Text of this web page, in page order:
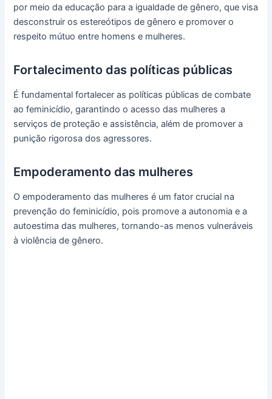
por meio da educação para a igualdade de gênero, que visa
desconstruir os estereótipos de gênero e promover o
respeito mútuo entre homens e mulheres.
Fortalecimento das políticas públicas
É fundamental fortalecer as políticas públicas de combate
ao feminicídio, garantindo o acesso das mulheres a
serviços de proteção e assistência, além de promover a
punição rigorosa dos agressores.
Empoderamento das mulheres
O empoderamento das mulheres é um fator crucial na
prevenção do feminicídio, pois promove a autonomia e a
autoestima das mulheres, tornando-as menos vulneráveis
à violência de gênero.